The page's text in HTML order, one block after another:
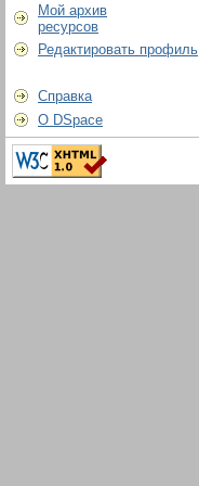
Мой архив
ресурсов
Редактировать профиль
Справка
О DSpace